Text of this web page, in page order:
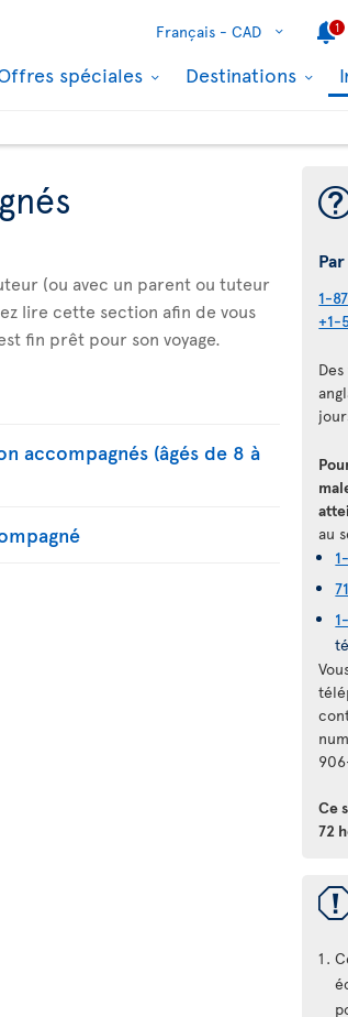
Français - CAD 1
spéciales Destinations
(ou avec un parent ou tuteur
lire cette section afin de vous
fin prêt pour son voyage.
accompagnés (âgés de 8 à
1-
+1-
au
Ce
72